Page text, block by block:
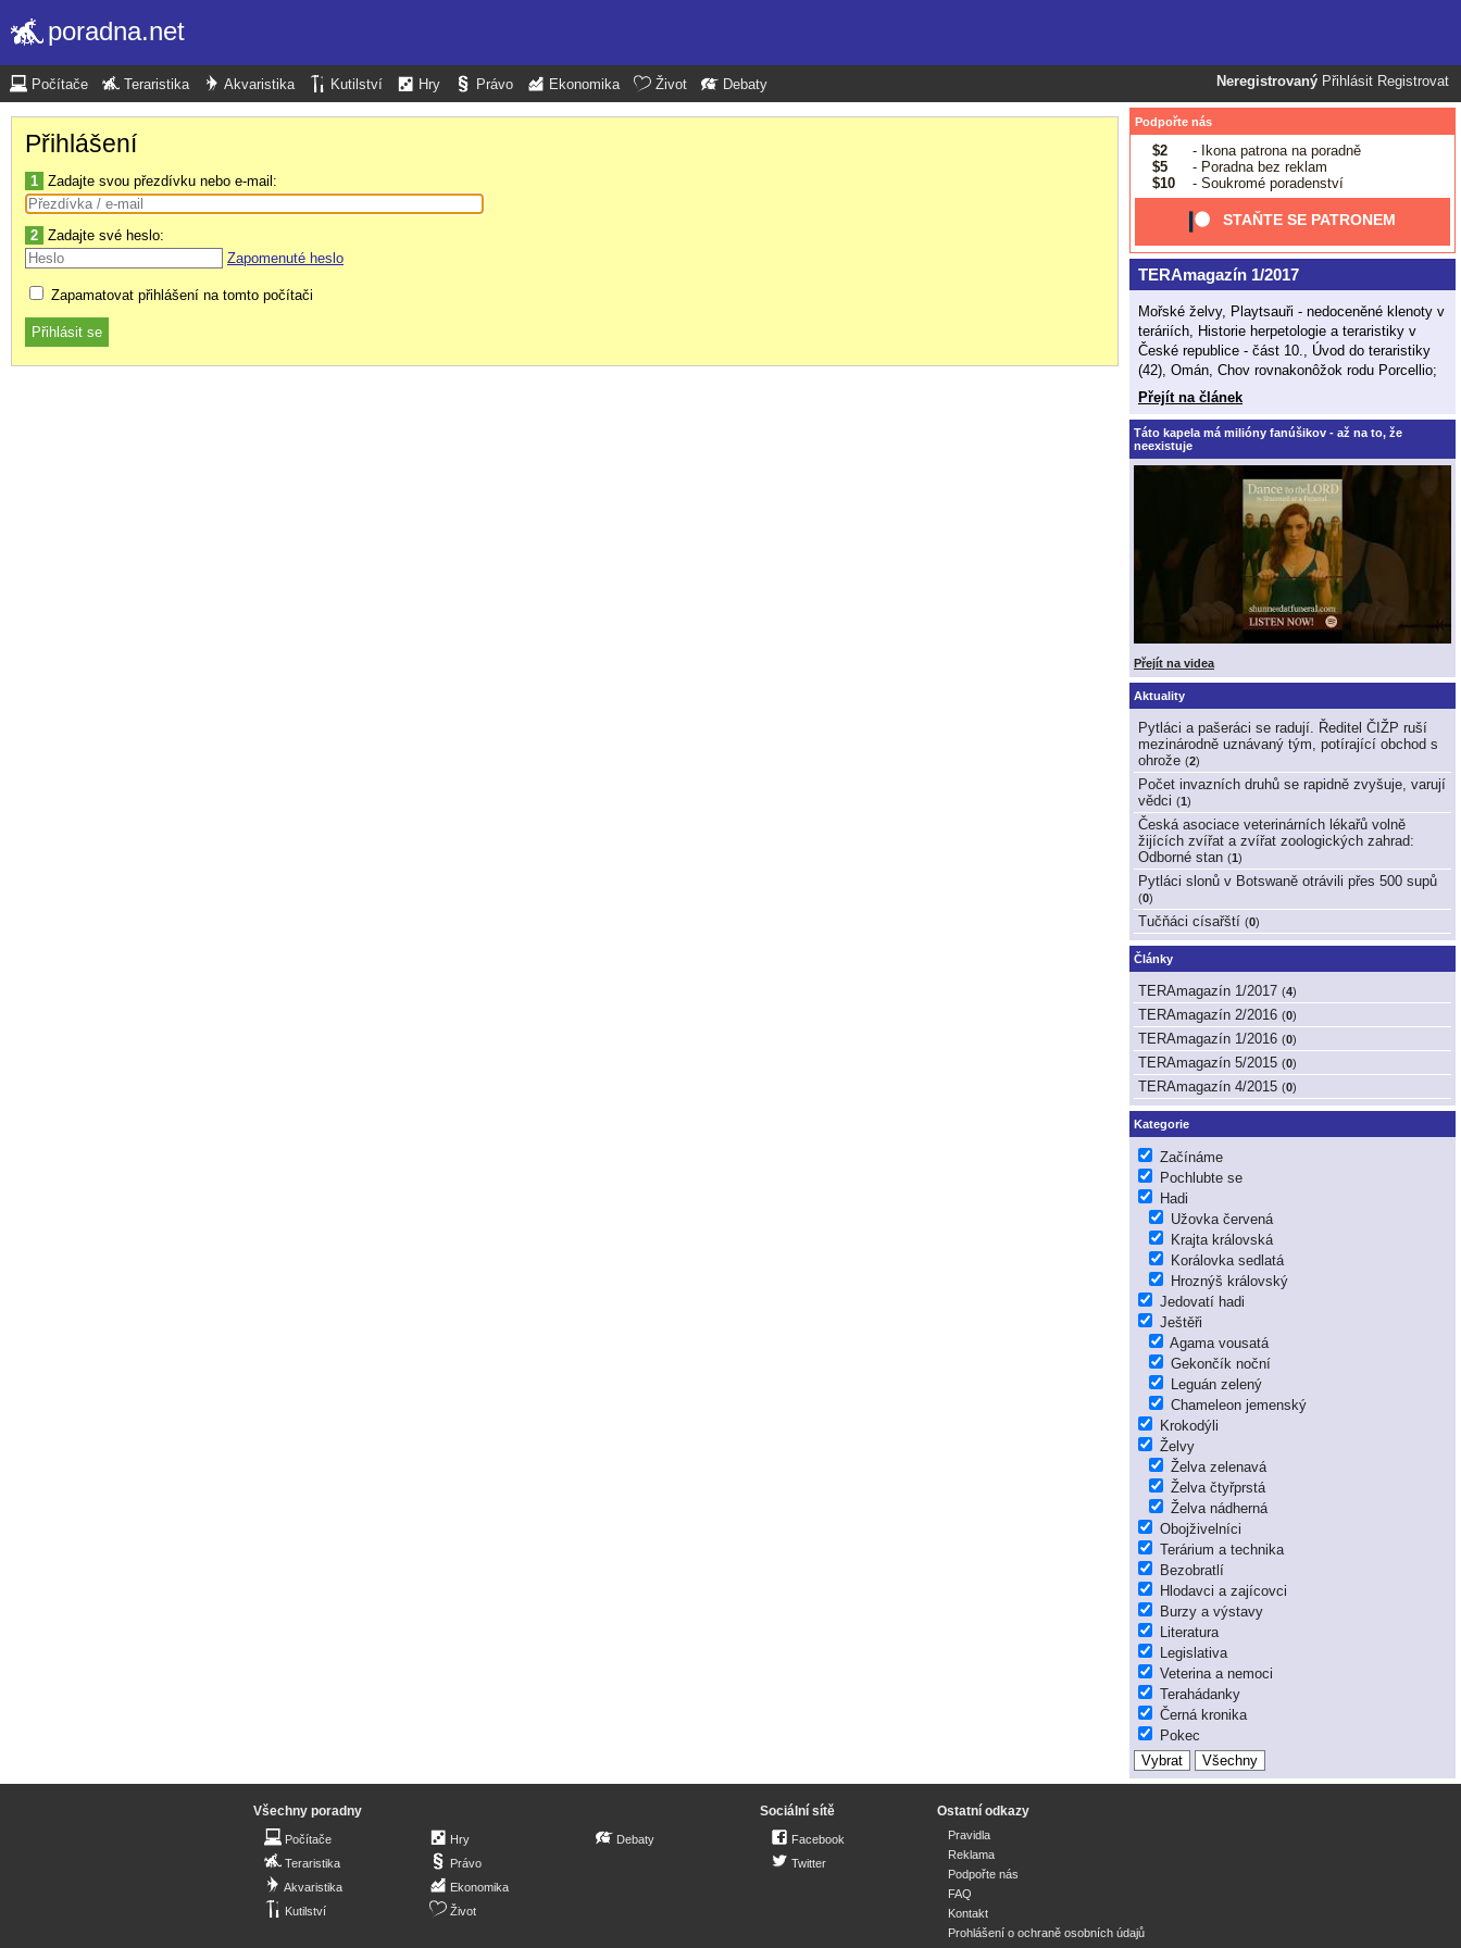
poradna.net
Neregistrovaný Přihlásit Registrovat
Počítače Teraristika Akvaristika Kutilství Hry Právo Ekonomika Život Debaty
Přihlášení
1 Zadajte svou přezdívku nebo e-mail:
2 Zadajte své heslo:
Zapomenuté heslo
Zapamatovat přihlášení na tomto počítači
Podpořte nás
$2
- Ikona patrona na poradně
$5
- Poradna bez reklam
$10
- Soukromé poradenství
STAŇTE SE PATRONEM
TERAmagazín 1/2017
Mořské želvy, Playtsauři - nedoceněné klenoty v
teráriích, Historie herpetologie a teraristiky v
České republice - část 10., Úvod do teraristiky
(42), Omán, Chov rovnakonôžok rodu Porcellio;
Přejít na článek
Táto kapela má milióny fanúšikov - až na to, že
neexistuje
Přejít na videa
Aktuality
Pytláci a pašeráci se radují. Ředitel ČIŽP ruší
mezinárodně uznávaný tým, potírající obchod s
ohrože (2)
Počet invazních druhů se rapidně zvyšuje, varují
vědci (1)
Česká asociace veterinárních lékařů volně
žijících zvířat a zvířat zoologických zahrad:
Odborné stan (1)
Pytláci slonů v Botswaně otrávili přes 500 supů
(0)
Tučňáci císařští (0)
Články
TERAmagazín 1/2017 (4)
TERAmagazín 2/2016 (0)
TERAmagazín 1/2016 (0)
TERAmagazín 5/2015 (0)
TERAmagazín 4/2015 (0)
Kategorie
Začínáme
Pochlubte se
Hadi
Užovka červená
Krajta královská
Korálovka sedlatá
Hroznýš královský
Jedovatí hadi
Ještěři
Agama vousatá
Gekončík noční
Leguán zelený
Chameleon jemenský
Krokodýli
Želvy
Želva zelenavá
Želva čtyřprstá
Želva nádherná
Obojživelníci
Terárium a technika
Bezobratlí
Hlodavci a zajícovci
Burzy a výstavy
Literatura
Legislativa
Veterina a nemoci
Terahádanky
Černá kronika
Pokec
Všechny poradny
Počítače
Teraristika
Akvaristika
Kutilství
Hry
Právo
Ekonomika
Život
Debaty
Sociální sítě
Facebook
Twitter
Ostatní odkazy
Pravidla
Reklama
Podpořte nás
FAQ
Kontakt
Prohlášení o ochraně osobních údajů